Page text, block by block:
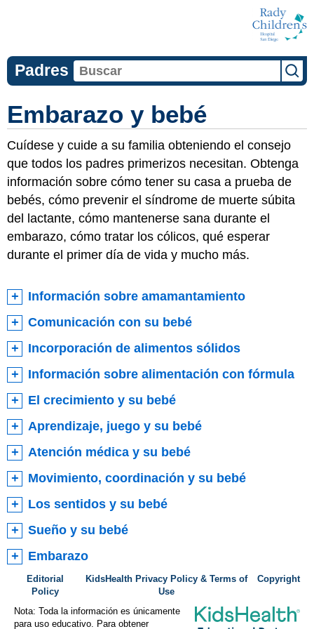
Padres
Embarazo y bebé
Cuídese y cuide a su familia obteniendo el consejo
que todos los padres primerizos necesitan. Obtenga
información sobre cómo tener su casa a prueba de
bebés, cómo prevenir el síndrome de muerte súbita
del lactante, cómo mantenerse sana durante el
embarazo, cómo tratar los cólicos, qué esperar
durante el primer día de vida y mucho más.
Información sobre amamantamiento
Comunicación con su bebé
Incorporación de alimentos sólidos
Información sobre alimentación con fórmula
El crecimiento y su bebé
Aprendizaje, juego y su bebé
Atención médica y su bebé
Movimiento, coordinación y su bebé
Los sentidos y su bebé
Sueño y su bebé
Embarazo
Editorial
Policy
KidsHealth Privacy Policy & Terms of
Use
Copyright
Nota: Toda la información es únicamente
para uso educativo. Para obtener